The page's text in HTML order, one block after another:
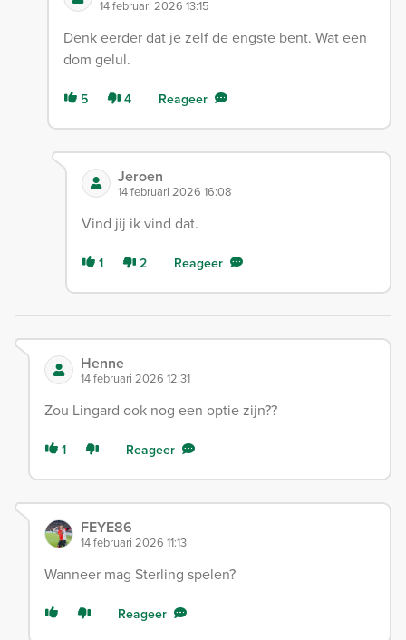
14 februari 2026 13:15
Denk eerder dat je zelf de engste bent. Wat een
dom gelul.
5 4 Reageer
Jeroen
14 februari 2026 16:08
Vind jij ik vind dat.
1 2 Reageer
Henne
14 februari 2026 12:31
Zou Lingard ook nog een optie zijn??
1 Reageer
FEYE86
14 februari 2026 11:13
Wanneer mag Sterling spelen?
Reageer